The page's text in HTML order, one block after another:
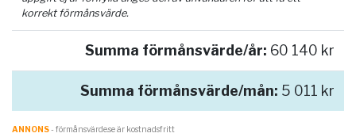
korrekt förmånsvärde.
Summa förmånsvärde/år: 60 140 kr
Summa förmånsvärde/mån: 5 011 kr
ANNONS- förmånsvärde.se är kostnadsfritt